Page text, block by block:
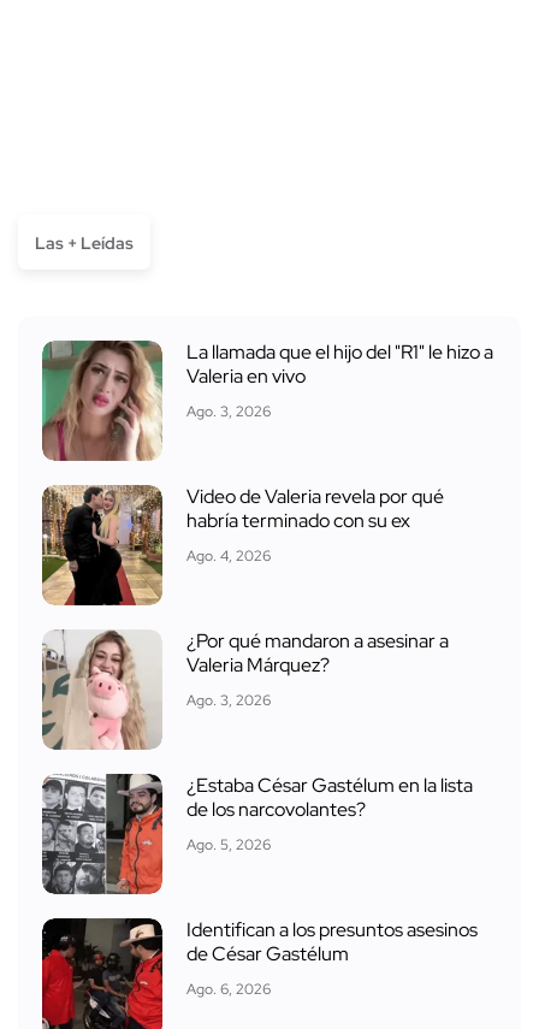
Las + Leídas
La llamada que el hijo del "R1" le hizo a
Valeria en vivo
Ago. 3, 2026
Video de Valeria revela por qué
habría terminado con su ex
Ago. 4, 2026
¿Por qué mandaron a asesinar a
Valeria Márquez?
Ago. 3, 2026
¿Estaba César Gastélum en la lista
de los narcovolantes?
Ago. 5, 2026
Identifican a los presuntos asesinos
de César Gastélum
Ago. 6, 2026